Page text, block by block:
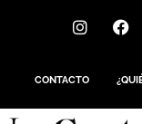
CONTACTO